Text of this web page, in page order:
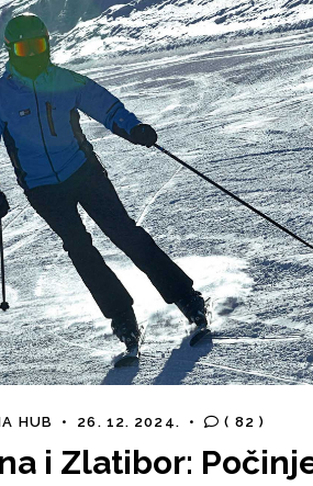
HUB • 26. 12. 2024. • ( 82 )
i Zlatibor: